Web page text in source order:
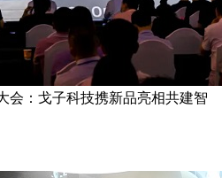
会：戈子科技携新品亮相共建智